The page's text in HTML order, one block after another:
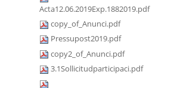
Acta12.06.2019Exp.1882019.pdf
copy_of_Anunci.pdf
Pressupost2019.pdf
copy2_of_Anunci.pdf
3.1Sollicitudparticipaci.pdf